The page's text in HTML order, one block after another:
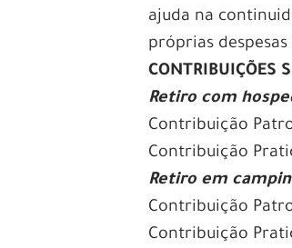
ajuda na
próprias
CONTRIBUIÇÕES
Retiro com
Contribuição
Contribuição
Retiro em
Contribuição
Contribuição